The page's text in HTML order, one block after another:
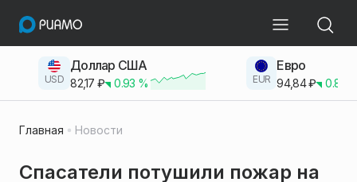
USD
Доллар США
82,17 ₽ 0.93 % EUR
Евро
94,84₽ 0.83
Главная Новости
Спасатели потушили пожар на